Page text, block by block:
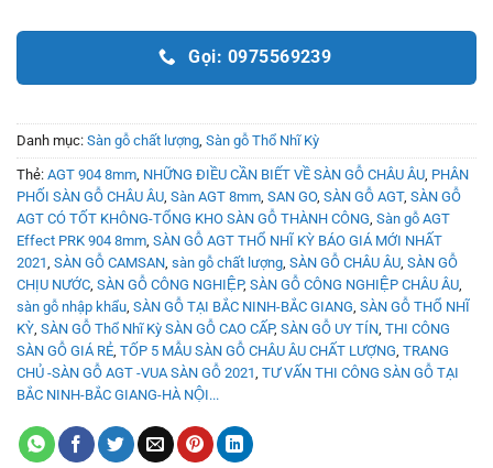
Gọi: 0975569239
Danh mục: Sàn gỗ chất lượng Sàn gỗ Thổ Nhĩ Kỳ
Thẻ: AGT 904 8mm NHỮNG ĐIỀU CẦN BIẾT VỀ SÀN GỖ CHÂU ÂU PHÂN
PHỐI SÀN GỖ CHÂU ÂU Sàn AGT 8mm SAN GO, SÀN GỖ AGT, SÀN GỖ
AGT CÓ TỐT KHÔNG-TỔNG KHO SÀN GỖ THÀNH CÔNG Sàn gỗ AGT
Effect PRK 904 8mm SÀN GỖ AGT THỔ NHĨ KỲ BÁO GIÁ MỚI NHẤT
2021 SÀN GỖ CAMSAN sàn gỗ chất lượng SÀN GỖ CHÂU ÂU SÀN GỖ
CHỊU NƯỚC SÀN GỖ CÔNG NGHIỆP, SÀN GỖ CÔNG NGHIỆP CHÂU ÂU
sàn gỗ nhập khẩu SÀN GỖ TẠI BẮC NINH-BẮC GIANG SÀN GỖ THỔ NHĨ
KỲ SÀN GỖ Thổ Nhĩ Kỳ SÀN GỖ CAO CẤP, SÀN GỖ UY TÍN THI CÔNG
SÀN GỖ GIÁ RẺ TỐP 5 MẪU SÀN GỖ CHÂU ÂU CHẤT LƯỢNG TRANG
CHỦ -SÀN GỖ AGT -VUA SÀN GỖ 2021 TƯ VẤN THI CÔNG SÀN GỖ TẠI
BẮC NINH-BẮC GIANG-HÀ NỘI...